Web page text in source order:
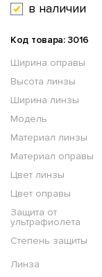
в наличии
Код товара: 3016
Ширина оправы
Высота линзы
Ширина линзы
Модель
Материал линзы
Материал оправы
Цвет линзы
Цвет оправы
Защита от
ультрафиолета
Степень защиты
Линза